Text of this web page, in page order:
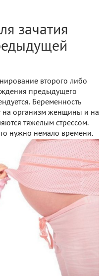
зачатия
второго либо
предыдущего
Беременность
на организм женщины и на
тяжелым стрессом.
нужно немало времени.